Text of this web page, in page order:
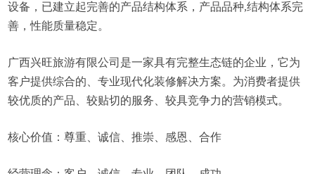
设备，已建立起完善的产品结构体系，产品品种,结构体系完
善，性能质量稳定。
广西兴旺旅游有限公司是一家具有完整生态链的企业，它为
客户提供综合的、专业现代化装修解决方案。为消费者提供
较优质的产品、较贴切的服务、较具竞争力的营销模式。
核心价值：尊重、诚信、推崇、感恩、合作